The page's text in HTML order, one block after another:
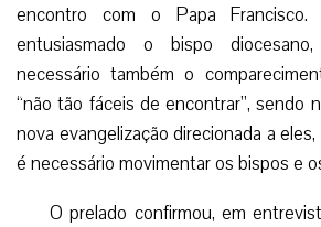
encontro com o Papa
entusiasmado o bispo
necessário também o
“não tão fáceis de encontrar”, sendo
nova evangelização direcionada a
é necessário movimentar os bispos e
O prelado confirmou, em